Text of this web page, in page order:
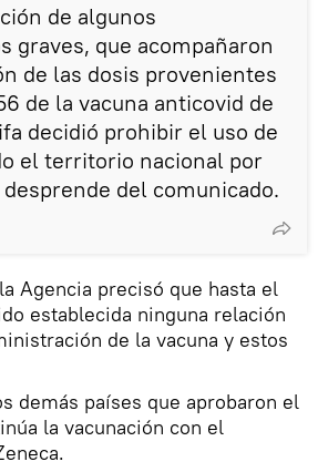
de algunos
graves, que acompañaron
de las dosis provenientes
de la vacuna anticovid de
decidió prohibir el uso de
el territorio nacional por
del comunicado.
Agencia precisó que hasta el
establecida ninguna relación
de la vacuna y estos
demás países que aprobaron el
la vacunación con el